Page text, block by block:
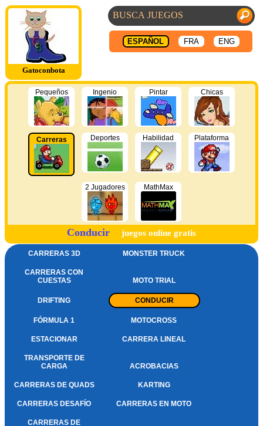
Gatoconbota
ESPAÑOL FRA ENG
Pequeños Ingenio Pintar Chicas
Carreras Deportes Habilidad Plataforma
2 Jugadores MathMax
Conducir juegos online gratis
CARRERAS 3D MONSTER TRUCK
CARRERAS CON
CUESTAS
MOTO TRIAL
DRIFTING CONDUCIR
FÓRMULA 1 MOTOCROSS
ESTACIONAR CARRERA LINEAL
TRANSPORTE DE
CARGA
ACROBACIAS
CARRERAS DE QUADS KARTING
CARRERAS DESAFÍO CARRERAS EN MOTO
CARRERAS DE